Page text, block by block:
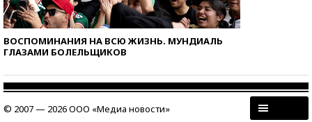
ВОСПОМИНАНИЯ НА ВСЮ ЖИЗНЬ. МУНДИАЛЬ
ГЛАЗАМИ БОЛЕЛЬЩИКОВ
© 2007 — 2026 ООО «Медиа новости»